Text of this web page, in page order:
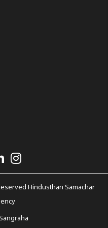
Hindusthan Samachar